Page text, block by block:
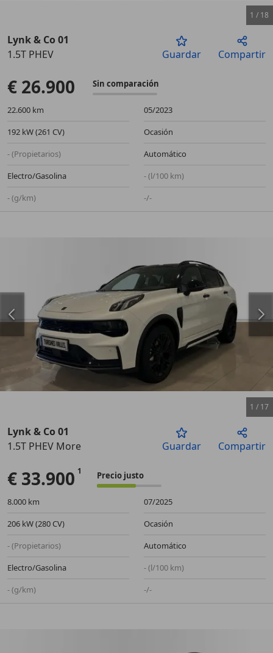
Anterior
1 / 18
Lynk & Co 01
1.5T PHEV
Guardar Compartir
€ 26.900 Sin comparación
22.600 km
05/2023
192 kW (261 CV)
Ocasión
- (Propietarios)
Automático
Electro/Gasolina
- (l/100 km)
- (g/km)
-/-
Anterior
1 / 17
Lynk & Co 01
1.5T PHEV More
Guardar Compartir
€ 33.900 Precio justo
8.000 km
07/2025
206 kW (280 CV)
Ocasión
- (Propietarios)
Automático
Electro/Gasolina
- (l/100 km)
- (g/km)
-/-